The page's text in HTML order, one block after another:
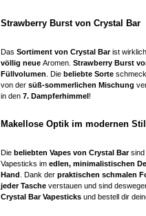
Strawberry Burst von Crystal Bar
Das Sortiment von Crystal Barist wirklich
völlig neue Aromen. Strawberry Burst
Füllvolumen . Die beliebte Sorte
von der süß-sommerlichen Mischung
in den 7. Dampferhimmel!
Makellose Optik im modernen Stil
Die beliebten Vapes von Crystal Barsind
Vapesticks im edlen, minimalistischen
Hand . Dank der praktischen schmalen
jeder Tasche verstauen und sind
Crystal Bar Vapesticks und bestell dir